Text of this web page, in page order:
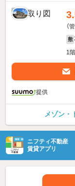
（
敷
1
提供
メゾン・
ニフティ不動産
賃貸アプリ